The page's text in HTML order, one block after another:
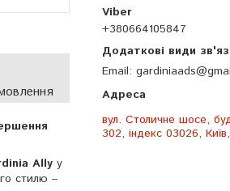
+380664105847
Email
вул. Столичне шосе,
302, індекс 03026,
Ally у
стилю –